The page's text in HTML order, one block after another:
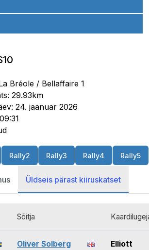
Bréole / Bellaffaire 1
29.93km
24. jaanuar 2026
Rally2 Rally3 Rally4 Rally5
Üldseis pärast kiiruskatset
Sõitja
Oliver Solberg
Elliott